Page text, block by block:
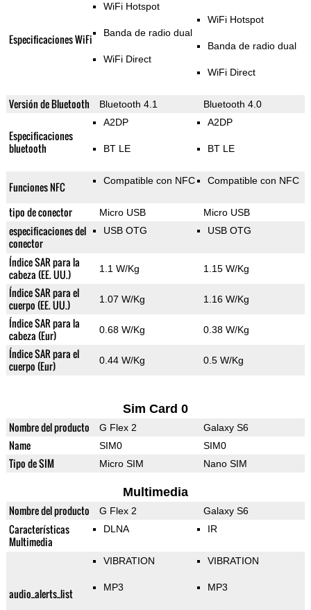
Especificaciones WiFi
WiFi Hotspot
Banda de radio dual
WiFi Direct
WiFi Hotspot
Banda de radio dual
WiFi Direct
Versión de Bluetooth Bluetooth 4.1 Bluetooth 4.0
Especificaciones
bluetooth
A2DP
BT LE
A2DP
BT LE
Funciones NFC Compatible con NFC Compatible con NFC
tipo de conector Micro USB Micro USB
especificaciones del
conector
USB OTG USB OTG
Índice SAR para la
cabeza (EE. UU.)
1.1 W/Kg 1.15 W/Kg
Índice SAR para el
cuerpo (EE. UU.)
1.07 W/Kg 1.16 W/Kg
Índice SAR para la
cabeza (Eur)
0.68 W/Kg 0.38 W/Kg
Índice SAR para el
cuerpo (Eur)
0.44 W/Kg 0.5 W/Kg
Sim Card 0
Nombre del producto G Flex 2 Galaxy S6
Name SIM0 SIM0
Tipo de SIM Micro SIM Nano SIM
Multimedia
Nombre del producto G Flex 2 Galaxy S6
Características
Multimedia
DLNA IR
audio_alerts_list
VIBRATION
MP3
VIBRATION
MP3